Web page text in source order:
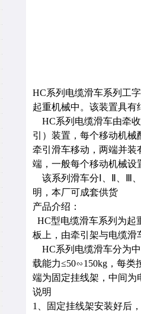
HC系列电缆滑车系列工
起重机械中。该装置具
HC系列电缆滑车由牵
引）装置，每个移动机
牵引滑车移动，两端并装
端，一般每个移动机械设
该系列滑车分Ⅰ、Ⅱ、Ⅲ
明，本厂可成套供货
产品介绍：
HC型电缆滑车系列为起
板上，由牵引架与电缆滑
HC系列电缆滑车分为
载能力≤50∽150kg，每类
端为固定挂线架，中间为
说明
1、固定挂线架安装好后